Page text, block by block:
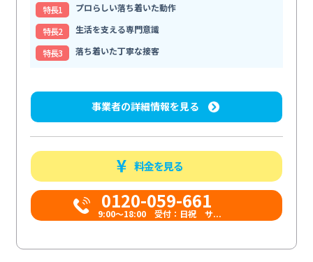
特⻑1
プロらしい落ち着いた動作
特⻑2
生活を支える専門意識
特⻑3
落ち着いた丁寧な接客
事業者の詳細情報を見る
料金を見る
0120-059-661
9:00〜18:00 受付：日祝 サ...